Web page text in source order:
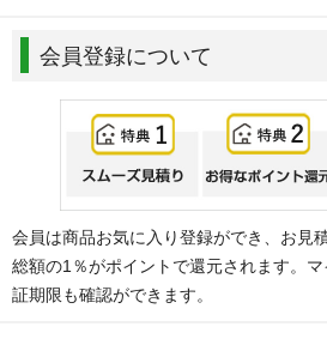
会員登録について
会員は商品お気に入り登録ができ、お見
総額の1％がポイントで還元されます。
証期限も確認ができます。